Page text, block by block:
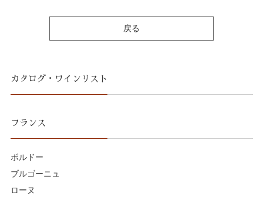
戻る
カタログ・ワインリスト
フランス
ボルドー
ブルゴーニュ
ローヌ